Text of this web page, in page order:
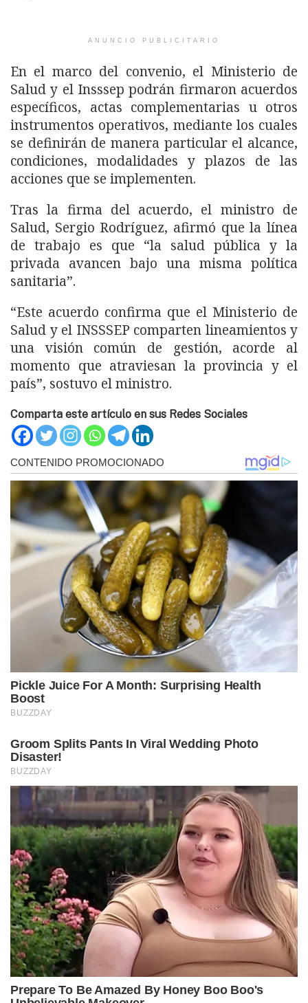
ANUNCIO PUBLICITARIO
En el marco del convenio, el Ministerio de
Salud y el Insssep podrán firmaron acuerdos
específicos, actas complementarias u otros
instrumentos operativos, mediante los cuales
se definirán de manera particular el alcance,
condiciones, modalidades y plazos de las
acciones que se implementen.
Tras la firma del acuerdo, el ministro de
Salud, Sergio Rodríguez, afirmó que la línea
de trabajo es que “la salud pública y la
privada avancen bajo una misma política
sanitaria”.
“Este acuerdo confirma que el Ministerio de
Salud y el INSSSEP comparten lineamientos y
una visión común de gestión, acorde al
momento que atraviesan la provincia y el
país”, sostuvo el ministro.
Comparta este artículo en sus Redes Sociales